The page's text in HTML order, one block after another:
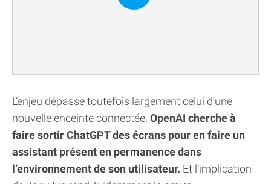
L’enjeu dépasse toutefois largement celui d’une
nouvelle enceinte connectée. OpenAI cherche à
faire sortir ChatGPT des écrans pour en faire un
assistant présent en permanence dans
l’environnement de son utilisateur. Et l’implication